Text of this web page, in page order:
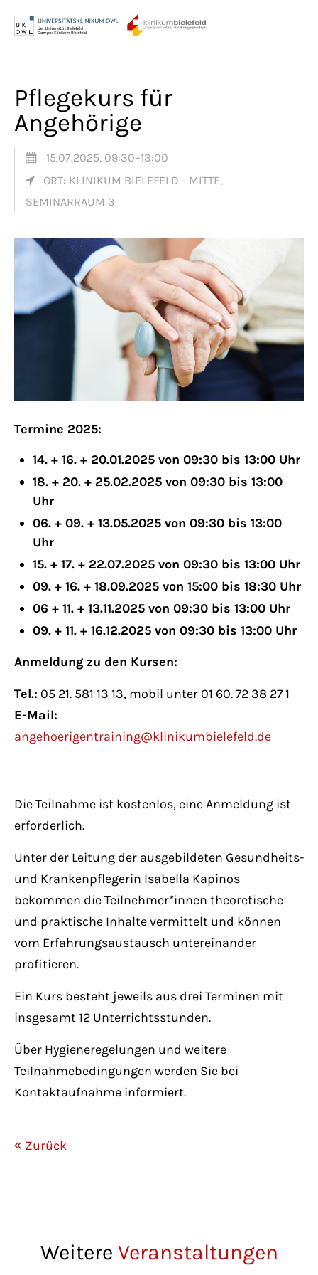
Register|Lost your password?
Support
Lorem ipsum dolor sit amet:
/ 365days
We offer support for our customers
Get in touch
San Francisco, CA 94102
+44 1234 567 890
Drop us a line
info@yourdomain.com
Lorem ipsum dolor sit amet, consectetuer
adipiscing elit.
Aenean commodo ligula eget dolor. Aenean
massa. Cum sociis natoque penatibus et
magnis dis parturient montes, nascetur
ridiculus mus. Donec quam felis, ultricies
nec.
Pflegekurs für
Angehörige
15.07.2025, 09:30–13:00
ORT: KLINIKUM BIELEFELD - MITTE,
SEMINARRAUM 3
Termine 2025:
14. + 16. + 20.01.2025 von 09:30 bis 13:00 Uhr
18. + 20. + 25.02.2025 von 09:30 bis 13:00
Uhr
06. + 09. + 13.05.2025 von 09:30 bis 13:00
Uhr
15. + 17. + 22.07.2025 von 09:30 bis 13:00 Uhr
09. + 16. + 18.09.2025 von 15:00 bis 18:30 Uhr
06 + 11. + 13.11.2025 von 09:30 bis 13:00 Uhr
09. + 11. + 16.12.2025 von 09:30 bis 13:00 Uhr
Anmeldung zu den Kursen:
Tel.: 05 21. 581 13 13, mobil unter 01 60. 72 38 27 1
E-Mail:
angehoerigentraining@klinikumbielefeld.de
Die Teilnahme ist kostenlos, eine Anmeldung ist
erforderlich.
Unter der Leitung der ausgebildeten Gesundheits-
und Krankenpflegerin Isabella Kapinos
bekommen die Teilnehmer*innen theoretische
und praktische Inhalte vermittelt und können
vom Erfahrungsaustausch untereinander
profitieren.
Ein Kurs besteht jeweils aus drei Terminen mit
insgesamt 12 Unterrichtsstunden.
Über Hygieneregelungen und weitere
Teilnahmebedingungen werden Sie bei
Kontaktaufnahme informiert.
Zurück
Weitere Veranstaltungen